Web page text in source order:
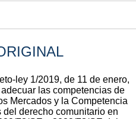
ley 1/2019, de 11 de enero,
las competencias de
Mercados y la Competencia
derecho comunitario en